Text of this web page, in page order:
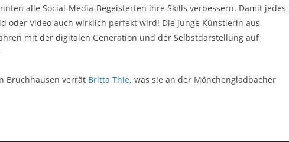
alle Social-Media-Begeisterten ihre Skills verbessern. Damit jedes
oder Video auch wirklich perfekt wird! Die junge Künstlerin aus
mit der digitalen Generation und der Selbstdarstellung auf
Bruchhausen verrät Britta Thie, was sie an der Mönchengladbacher